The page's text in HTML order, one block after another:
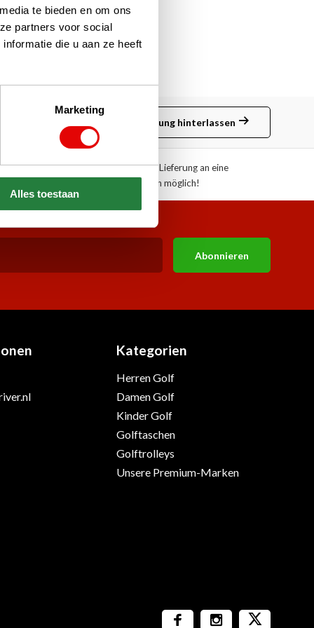
te bieden en om ons
partners voor social
die u aan ze heeft
Marketing
Alles toestaan
Bewertung hinterlassen
Abholung oder Lieferung an eine
Paketstation möglich!
Abonnieren
Kategorien
Herren Golf
Damen Golf
Kinder Golf
Golftaschen
Golftrolleys
Unsere Premium-Marken